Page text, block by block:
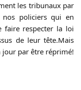
les tribunaux par
nos policiers qui en
faire respecter la loi
de leur tête.Mais
par être réprimé!